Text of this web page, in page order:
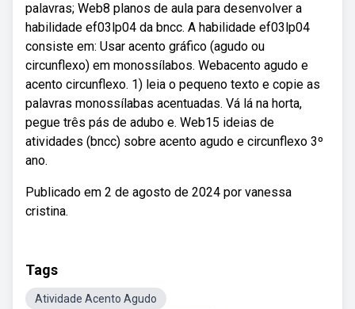
palavras; Web8 planos de aula para desenvolver a
habilidade ef03lp04 da bncc. A habilidade ef03lp04
consiste em: Usar acento gráfico (agudo ou
circunflexo) em monossílabos. Webacento agudo e
acento circunflexo. 1) leia o pequeno texto e copie as
palavras monossílabas acentuadas. Vá lá na horta,
pegue três pás de adubo e. Web15 ideias de
atividades (bncc) sobre acento agudo e circunflexo 3º
ano.
Publicado em 2 de agosto de 2024 por vanessa
cristina.
Tags
Atividade Acento Agudo